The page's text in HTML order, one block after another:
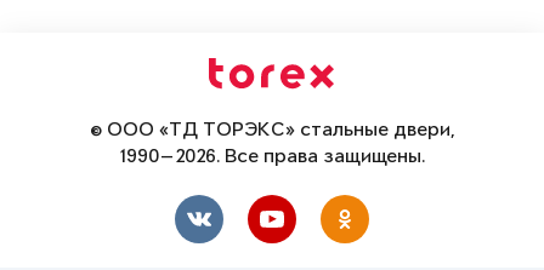
© ООО «ТД ТОРЭКС» стальные двери,
1990—2026. Все права защищены.